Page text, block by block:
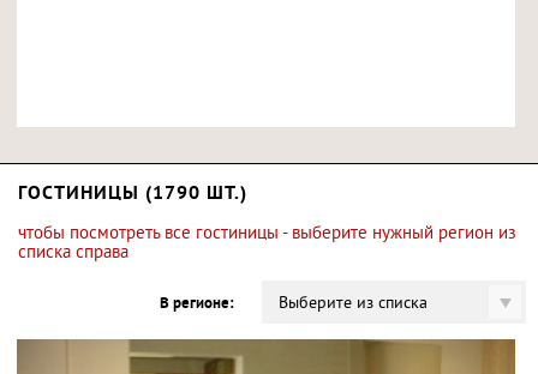
ГОСТИНИЦЫ (1790 ШТ.)
чтобы посмотреть все гостиницы - выберите нужный регион из
списка справа
В регионе: Выберите из списка